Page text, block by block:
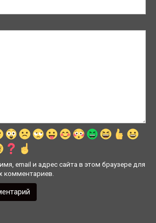
email и адрес сайта в этом браузере для